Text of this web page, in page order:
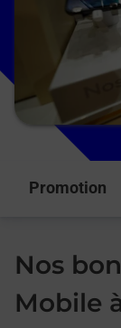
Promotion
Nos
Mobile